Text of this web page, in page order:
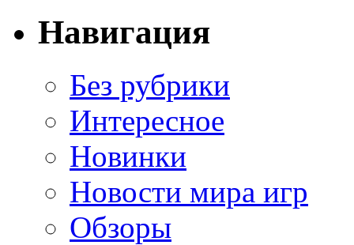
Навигация
Без рубрики
Интересное
Новинки
Новости мира игр
Обзоры